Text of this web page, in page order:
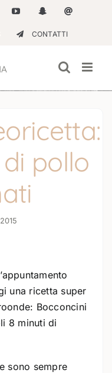
YouTubeSnapchatEmail
CONTATTI
pollo
una ricetta super
Bocconcini
8 minuti di
sono sempre